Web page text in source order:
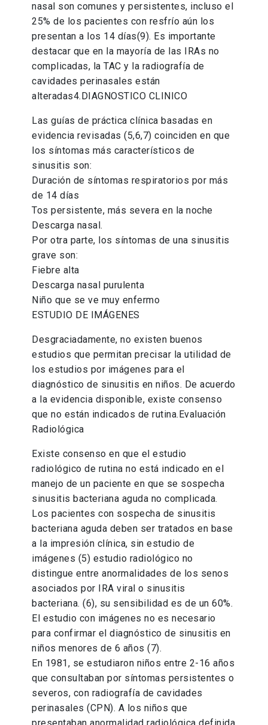
nasal son comunes y persistentes, incluso el
25% de los pacientes con resfrío aún los
presentan a los 14 días(9). Es importante
destacar que en la mayoría de las IRAs no
complicadas, la TAC y la radiografía de
cavidades perinasales están
alteradas4.DIAGNOSTICO CLINICO
Las guías de práctica clínica basadas en
evidencia revisadas (5,6,7) coinciden en que
los síntomas más característicos de
sinusitis son:
Duración de síntomas respiratorios por más
de 14 días
Tos persistente, más severa en la noche
Descarga nasal.
Por otra parte, los síntomas de una sinusitis
grave son:
Fiebre alta
Descarga nasal purulenta
Niño que se ve muy enfermo
ESTUDIO DE IMÁGENES
Desgraciadamente, no existen buenos
estudios que permitan precisar la utilidad de
los estudios por imágenes para el
diagnóstico de sinusitis en niños. De acuerdo
a la evidencia disponible, existe consenso
que no están indicados de rutina.Evaluación
Radiológica
Existe consenso en que el estudio
radiológico de rutina no está indicado en el
manejo de un paciente en que se sospecha
sinusitis bacteriana aguda no complicada.
Los pacientes con sospecha de sinusitis
bacteriana aguda deben ser tratados en base
a la impresión clínica, sin estudio de
imágenes (5) estudio radiológico no
distingue entre anormalidades de los senos
asociados por IRA viral o sinusitis
bacteriana. (6), su sensibilidad es de un 60%.
El estudio con imágenes no es necesario
para confirmar el diagnóstico de sinusitis en
niños menores de 6 años (7).
En 1981, se estudiaron niños entre 2-16 años
que consultaban por síntomas persistentes o
severos, con radiografía de cavidades
perinasales (CPN). A los niños que